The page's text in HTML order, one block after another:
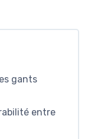
gants
entre